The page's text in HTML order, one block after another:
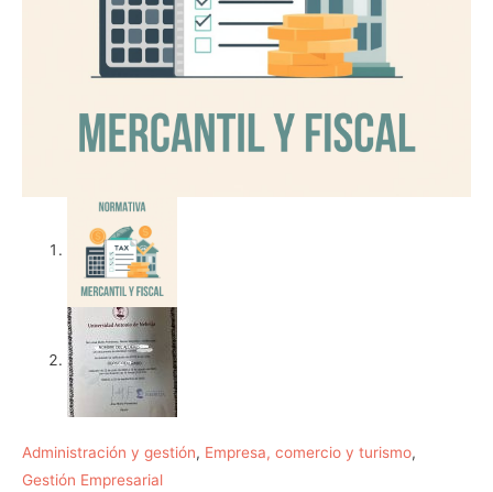
Administración y gestión, Empresa, comercio y turismo,
Gestión Empresarial